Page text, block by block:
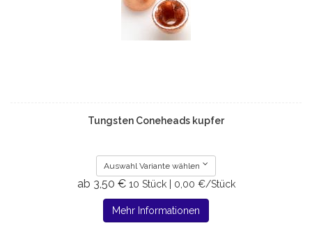
Tungsten Coneheads kupfer
Auswahl Variante wählen
ab 3,50 € 10 Stück | 0,00 €/Stück
Mehr Informationen